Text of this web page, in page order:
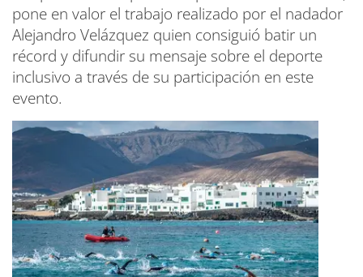
pone en valor el trabajo realizado por el nadador
Alejandro Velázquez quien consiguió batir un
récord y difundir su mensaje sobre el deporte
inclusivo a través de su participación en este
evento.